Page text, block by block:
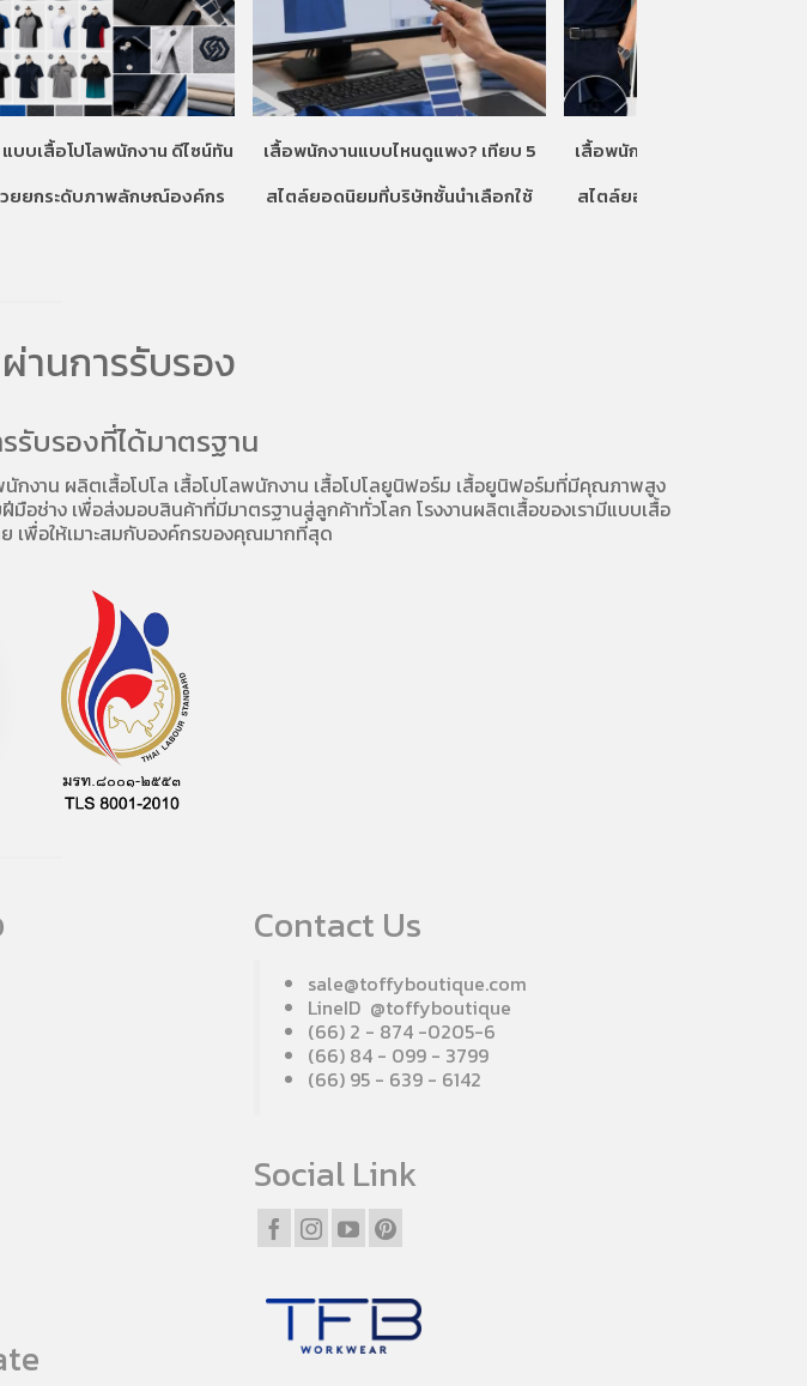
บบเสื้อโปโลพนักงาน ดีไซน์ทัน
ยยกระดับภาพลักษณ์องค์กร
เสื้อพนักงานแบบไหนดูแพง? เทียบ 5
สไตล์ยอดนิยมที่บริษัทชั้นนำเลือกใช้
เสื้อพนักงานแบบไหนดูแพง? เ
สไตล์ยอดนิยมที่บริษัทชั้นนำเ
านการรับรอง
รับรองที่ได้มาตรฐาน
กงาน ผลิตเสื้อโปโล เสื้อโปโลพนักงาน เสื้อโปโลยูนิฟอร์ม เสื้อยูนิฟอร์มที่มีคุณภาพสูง
ช่าง เพื่อส่งมอบสินค้าที่มีมาตรฐานสู่ลูกค้าทั่วโลก โรงงานผลิตเสื้อของเรามีแบบเสื้อ
เพื่อให้เมาะสมกับองค์กรของคุณมากที่สุด
Contact Us
sale@toffyboutique.com
LineID @toffyboutique
(66) 2 - 874 -0205-6
(66) 84 - 099 - 3799
(66) 95 - 639 - 6142
Social Link